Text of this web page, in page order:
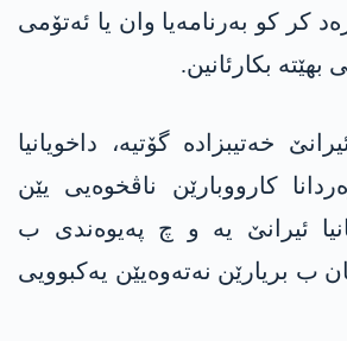
کر کو بەرنامەیا وان یا ئەتۆمی
بکارئانین.
خەتیبزادە گۆتیە، داخویانیا
کارووبارێن ناڤخوەیی یێن
ئیرانێ یە و چ پەیوەندی ب
ب بریارێن نەتەوەیێن یەکبوویی